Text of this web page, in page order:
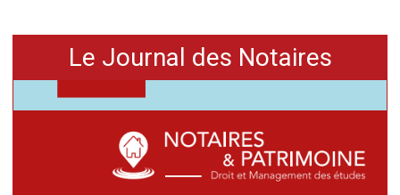
Le Journal des Notaires